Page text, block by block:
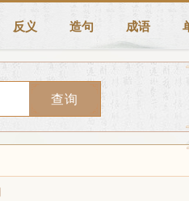
反义 造句 成语
查询